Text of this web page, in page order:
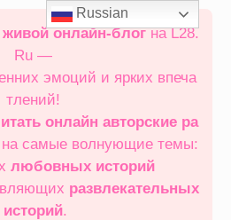
живой онлайн‑блогна L28.
Ru —
эмоций и ярких впеча
тлений!
онлайн авторские ра
самые волнующие темы:
любовных историй
развлекательных
историй.
Russian